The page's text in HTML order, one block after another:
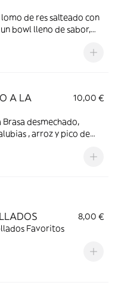
de res salteado con
bowl lleno de sabor,
A LA
10,00 €
desmechado,
, arroz y pico de
8,00 €
Favoritos